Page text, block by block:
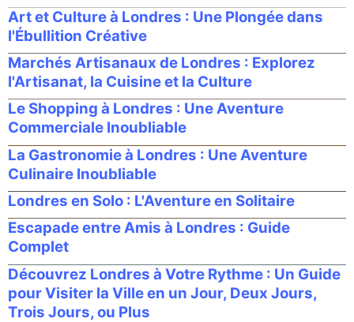
Art et Culture à Londres : Une Plongée dans
l'Ébullition Créative
Marchés Artisanaux de Londres : Explorez
l'Artisanat, la Cuisine et la Culture
Le Shopping à Londres : Une Aventure
Commerciale Inoubliable
La Gastronomie à Londres : Une Aventure
Culinaire Inoubliable
Londres en Solo : L'Aventure en Solitaire
Escapade entre Amis à Londres : Guide
Complet
Découvrez Londres à Votre Rythme : Un Guide
pour Visiter la Ville en un Jour, Deux Jours,
Trois Jours, ou Plus